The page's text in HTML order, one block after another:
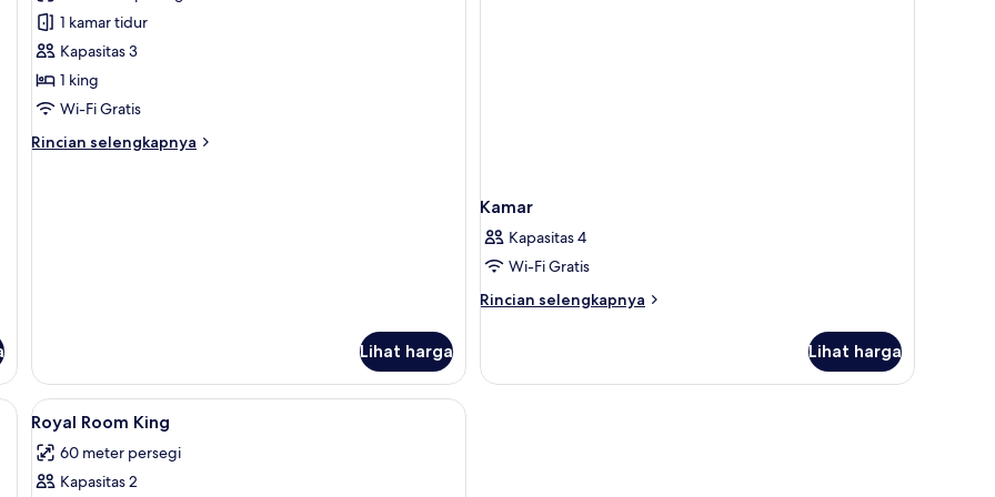
untuk
Suite
Keluarga
1 kamar tidur
Kapasitas 3
1 king
Wi-Fi Gratis
Rincian selengkapnya
Rincian
Lihat harga
Kamar
Kapasitas 4
Wi-Fi Gratis
Rincian selengkapnya
Rincian
Kamar
Lihat harga
Lihat
semua
foto
untuk
Brankas, meja kerja, tirai kedap cahaya, dan kedap suara
3
Royal Room King
60 meter persegi
Kapasitas 2